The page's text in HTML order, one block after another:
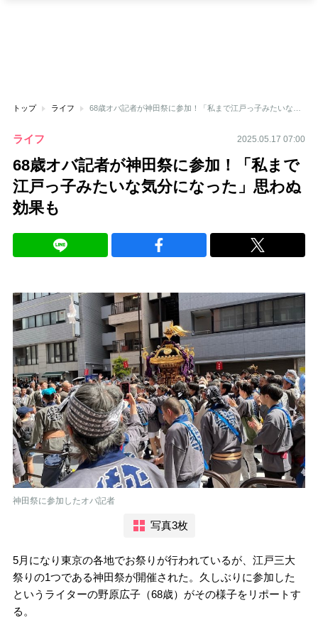
トップ ライフ
ライフ 2025.05.17 07:00
68歳オバ記者が神田祭に参加！「私まで
江戸っ子みたいな気分になった」思わぬ
効果も
神田祭に参加したオバ記者
写真3枚
5月になり東京の各地でお祭りが行われているが、江戸三大
祭りの1つである神田祭が開催された。久しぶりに参加した
というライターの野原広子（68歳）がその様子をリポートす
る。